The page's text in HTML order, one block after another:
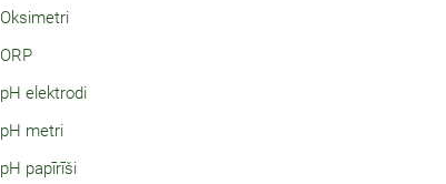
Oksimetri
ORP
pH elektrodi
pH metri
pH papīrīši